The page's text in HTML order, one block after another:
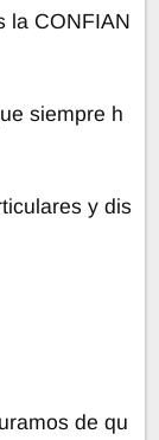
la CONFIAN
siempre h
y dis
de qu